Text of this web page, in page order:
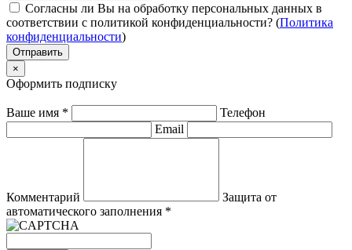
Согласны ли Вы на обработку персональных данных в
соответствии с политикой конфиденциальности? (Политика
конфиденциальности)
Отправить
×
Оформить подписку
Ваше имя *
Телефон
Email
Комментарий
Защита от
автоматического заполнения *